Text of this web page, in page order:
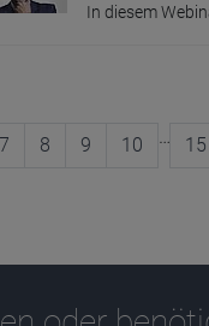
In diesem
7 8 9 10 15